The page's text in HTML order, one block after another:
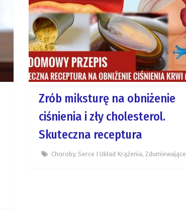
Zrób miksturę na obniżenie
ciśnienia i zły cholesterol.
Skuteczna receptura
Choroby, Serce I Układ Krążenia, Zdumiewające